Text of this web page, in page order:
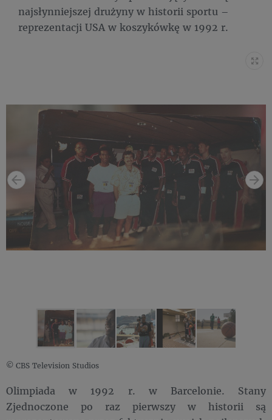
najsłynniejszej drużyny w historii sportu –
reprezentacji USA w koszykówkę w 1992 r.
© CBS Television Studios
Olimpiada w 1992 r. w Barcelonie. Stany
Zjednoczone po raz pierwszy w historii są